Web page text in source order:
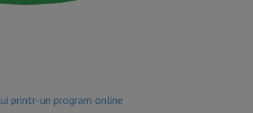
printr-un program online